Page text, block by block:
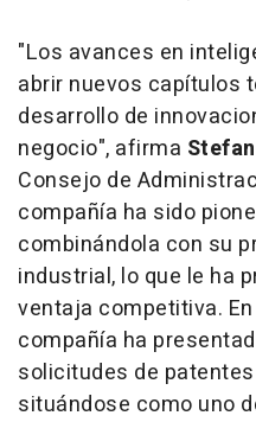
"Los avances en
abrir nuevos capítulos
desarrollo de
negocio", afirma
Consejo de
compañía ha sido
combinándola con su
industrial, lo que le ha
ventaja competitiva.
compañía ha
solicitudes de
situándose como uno